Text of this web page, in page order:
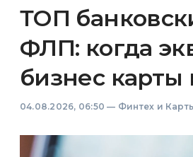
ТОП
ФЛП: когда
бизнес
04.08.2026, 06:50 — Финтех и